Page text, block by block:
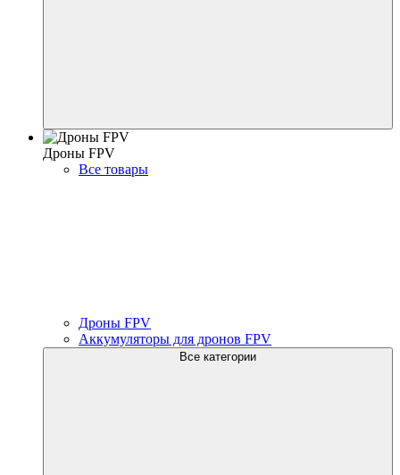
Дроны FPV
Все товары
Дроны FPV
Аккумуляторы для дронов FPV
Все категории